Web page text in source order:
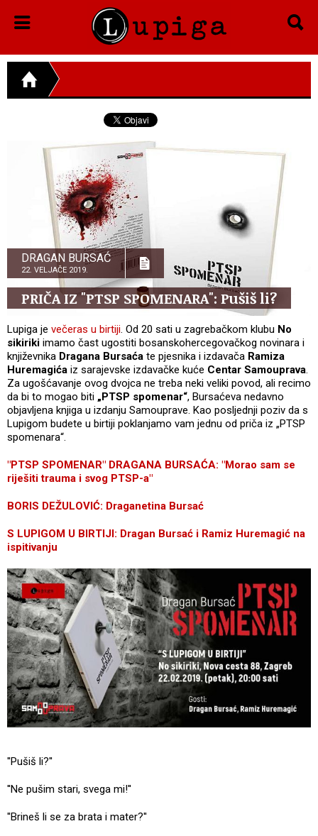
DRAGAN BURSAĆ
22. VELJAČE 2019.
PRIČA IZ "PTSP SPOMENARA": Pušiš li?
Lupiga je večeras u birtiji. Od 20 sati u zagrebačkom klubu No
sikiriki imamo čast ugostiti bosanskohercegovačkog novinara i
književnika Dragana Bursaća te pjesnika i izdavača Ramiza
Huremagića iz sarajevske izdavačke kuće Centar Samouprava.
Za ugošćavanje ovog dvojca ne treba neki veliki povod, ali recimo
da bi to mogao biti „PTSP spomenar“, Bursaćeva nedavno
objavljena knjiga u izdanju Samouprave. Kao posljednji poziv da s
Lupigom budete u birtiji poklanjamo vam jednu od priča iz „PTSP
spomenara“.
"PTSP SPOMENAR" DRAGANA BURSAĆA: "Morao sam se
riješiti trauma i svog PTSP-a"
BORIS DEŽULOVIĆ: Draganetina Bursać
S LUPIGOM U BIRTIJI: Dragan Bursać i Ramiz Huremagić na
ispitivanju
''Pušiš li?''
''Ne pušim stari, svega mi!''
''Brineš li se za brata i mater?''